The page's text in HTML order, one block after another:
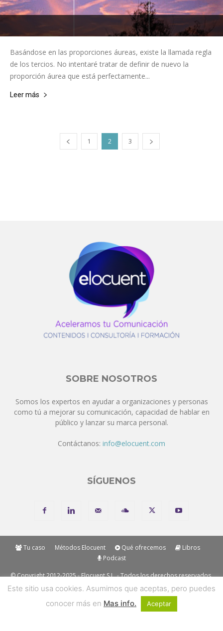
Basándose en las proporciones áureas, existe la llamada regla
de los tercios. No intentaré tratar de definir de nuevo la
proporción áurea que está perfectamente...
Leer más
1 2 3
SOBRE NOSOTROS
Somos los expertos en ayudar a organizaciones y personas
como tú a mejorar su comunicación, capacidad de hablar en
público y lanzar su marca personal.
Contáctanos: info@elocuent.com
SÍGUENOS
Tu caso Métodos Elocuent Qué ofrecemos
Libros
Podcast
© Copyright 2012-2025 - Elocuent S.L. - Todos los derechos reservados.
Los métodos y marcas mencionadas en nuestros métodos son
"Trademark" de Elocuent SL. Solo se permite la reproducción de
contenidos con mención y enlace a su origen.
Este sitio usa cookies. Asumimos que aceptas, pero puedes
conocer más en Mas info. Aceptar